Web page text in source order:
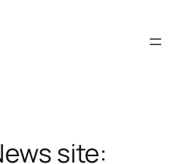
site: